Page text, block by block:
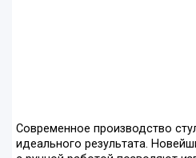
Современное производство
идеального результата.